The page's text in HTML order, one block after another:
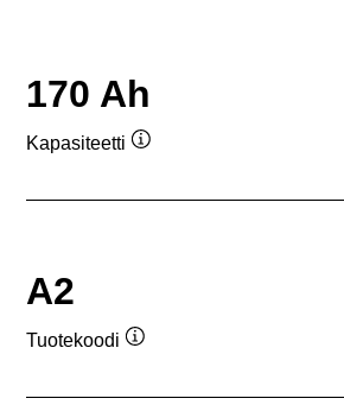
170 Ah
Kapasiteetti
A2
Tuotekoodi